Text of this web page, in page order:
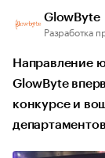
GlowByte
Разработка
Направление
GlowByte
конкурсе и